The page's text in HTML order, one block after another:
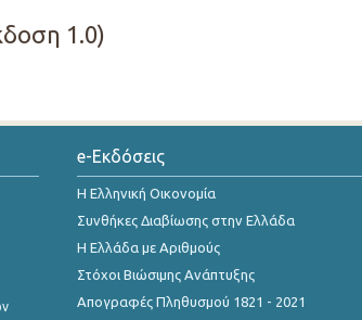
1.0)
e-Εκδόσεις
Η Ελληνική Οικονομία
Συνθήκες Διαβίωσης στην Ελλάδα
Η Ελλάδα με Αριθμούς
Στόχοι Βιώσιμης Ανάπτυξης
Απογραφές Πληθυσμού 1821 - 2021